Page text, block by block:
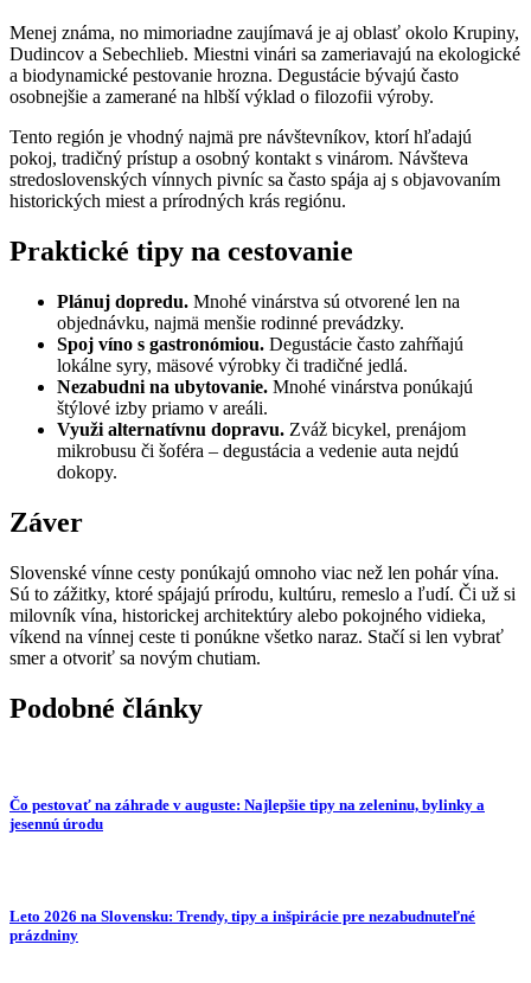
Menej známa, no mimoriadne zaujímavá je aj oblasť okolo Krupiny,
Dudincov a Sebechlieb. Miestni vinári sa zameriavajú na ekologické
a biodynamické pestovanie hrozna. Degustácie bývajú často
osobnejšie a zamerané na hlbší výklad o filozofii výroby.
Tento región je vhodný najmä pre návštevníkov, ktorí hľadajú
pokoj, tradičný prístup a osobný kontakt s vinárom. Návšteva
stredoslovenských vínnych pivníc sa často spája aj s objavovaním
historických miest a prírodných krás regiónu.
Praktické tipy na cestovanie
Plánuj dopredu. Mnohé vinárstva sú otvorené len na
objednávku, najmä menšie rodinné prevádzky.
Spoj víno s gastronómiou. Degustácie často zahŕňajú
lokálne syry, mäsové výrobky či tradičné jedlá.
Nezabudni na ubytovanie. Mnohé vinárstva ponúkajú
štýlové izby priamo v areáli.
Využi alternatívnu dopravu. Zváž bicykel, prenájom
mikrobusu či šoféra – degustácia a vedenie auta nejdú
dokopy.
Záver
Slovenské vínne cesty ponúkajú omnoho viac než len pohár vína.
Sú to zážitky, ktoré spájajú prírodu, kultúru, remeslo a ľudí. Či už si
milovník vína, historickej architektúry alebo pokojného vidieka,
víkend na vínnej ceste ti ponúkne všetko naraz. Stačí si len vybrať
smer a otvoriť sa novým chutiam.
Podobné články
Čo pestovať na záhrade v auguste: Najlepšie tipy na zeleninu, bylinky a
jesennú úrodu
Leto 2026 na Slovensku: Trendy, tipy a inšpirácie pre nezabudnuteľné
prázdniny